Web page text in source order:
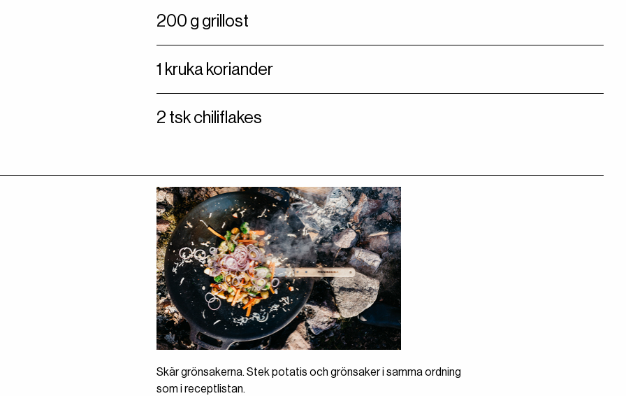
200 g grillost
1 kruka koriander
2 tsk chiliflakes
Skär grönsakerna. Stek potatis och grönsaker i samma ordning
som i receptlistan.